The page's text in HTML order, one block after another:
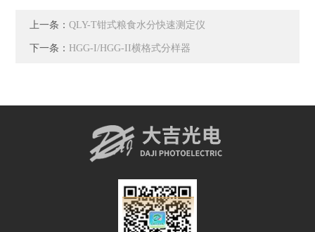
上一条：QLY-T钳式粮食水分快速测定仪
下一条： HGG-I/HGG-II横格式分样器